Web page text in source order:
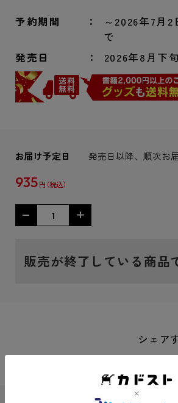
予約期間
～2026年7月
で
発売日
2026年8月下
お届け予定日 発売日以降、順次お
935 円
販売が終了している商品
シェア